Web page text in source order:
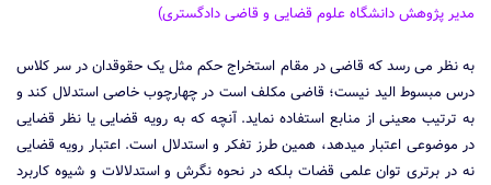
مدیر پژوهش دانشگاه علوم قضایی و قاضی دادگستری)
به نظر می‏ رسد که قاضی در مقام استخراج حکم مثل یک حقوقدان در سر کلاس
درس مبسوط الید نیست؛ قاضی مکلف است در چهارچوب خاصی استدلال کند و
به ترتیب معینی از منابع استفاده نماید. آنچه که به رویه قضایی یا نظر قضایی
در موضوعی اعتبار می‏دهد، همین طرز تفکر و استدلال است. اعتبار رویه قضایی
نه در برتری توان علمی قضات بلکه در نحوه نگرش و استدلالات و شیوه کاربرد